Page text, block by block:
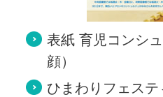
表紙 育児コンシ
顔）
ひまわりフェステ